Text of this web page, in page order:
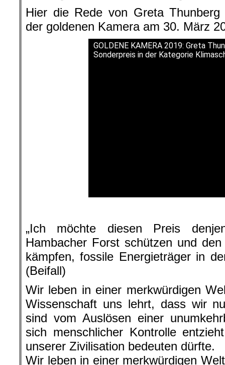
Hier die Rede von Greta Thunberg
der goldenen Kamera am 30. März
GOLDENE KAMERA 2019: Greta
Sonderpreis in der Kategorie
„Ich möchte diesen Preis
Hambacher Forst schützen und
kämpfen, fossile Energieträger in
(Beifall)
Wir leben in einer merkwürdigen
Wissenschaft uns lehrt, dass wir
sind vom Auslösen einer
sich menschlicher Kontrolle
unserer Zivilisation bedeuten dürfte.
Wir leben in einer merkwürdigen